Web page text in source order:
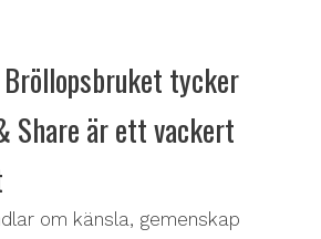
tycker
Share är ett vackert
om känsla, gemenskap